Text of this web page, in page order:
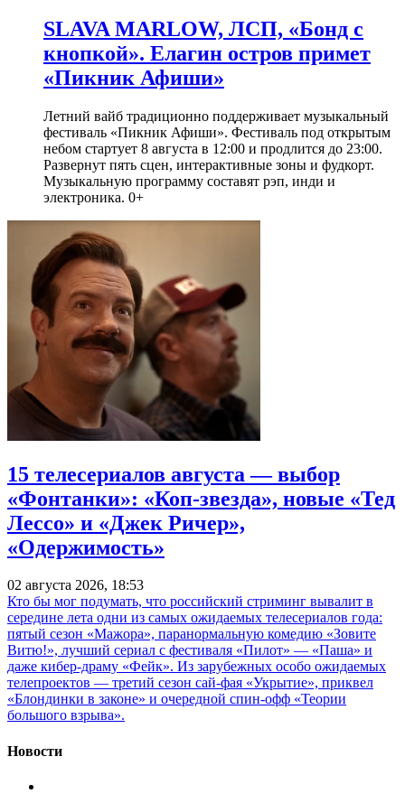
SLAVA MARLOW, ЛСП, «Бонд с
кнопкой». Елагин остров примет
«Пикник Афиши»
Летний вайб традиционно поддерживает музыкальный
фестиваль «Пикник Афиши». Фестиваль под открытым
небом стартует 8 августа в 12:00 и продлится до 23:00.
Развернут пять сцен, интерактивные зоны и фудкорт.
Музыкальную программу составят рэп, инди и
электроника. 0+
15 телесериалов августа — выбор
«Фонтанки»: «Коп-звезда», новые «Тед
Лессо» и «Джек Ричер»,
«Одержимость»
02 августа 2026, 18:53
Кто бы мог подумать, что российский стриминг вывалит в
середине лета одни из самых ожидаемых телесериалов года:
пятый сезон «Мажора», паранормальную комедию «Зовите
Витю!», лучший сериал с фестиваля «Пилот» — «Паша» и
даже кибер-драму «Фейк». Из зарубежных особо ожидаемых
телепроектов — третий сезон сай-фая «Укрытие», приквел
«Блондинки в законе» и очередной спин-офф «Теории
большого взрыва».
Новости